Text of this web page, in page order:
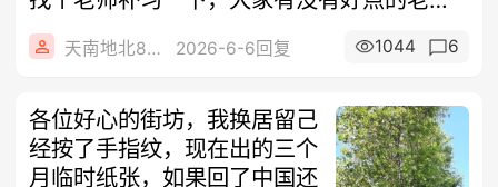
介绍
天南地北888 2026-6-6回复 1044 6
各位好心的街坊，我换居留己
经按了手指纹，现在出的三个
月临时纸张，如果回了中国还